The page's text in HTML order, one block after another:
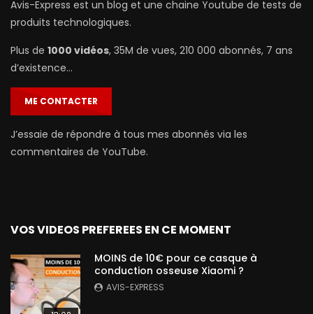
Avis-Express est un blog et une chaine Youtube de tests de
produits technologiques.
Plus de 1000 vidéos, 35M de vues, 210 000 abonnés, 7 ans
d’existence…
ME CONTACTER
J’essaie de répondre à tous mes abonnés via les
commentaires de YouTube.
VOS VIDEOS PREFEREES EN CE MOMENT
MOINS de 10€ pour ce casque à
conduction osseuse Xiaomi ?
AVIS-EXPRESS